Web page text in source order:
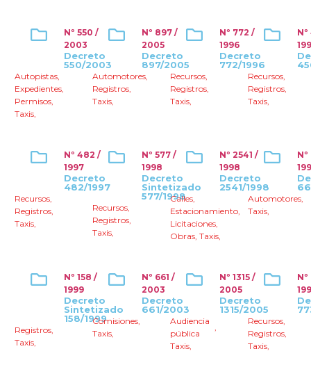
Nº 550 /
2003
Decreto
550/2003
Autopistas,
Expedientes,
Permisos,
Taxis,
Nº 897 /
2005
Decreto
897/2005
Automotores,
Registros,
Taxis,
Nº 772 /
1996
Decreto
772/1996
Recursos,
Registros,
Taxis,
Recursos,
Registros,
Taxis,
Nº 482 /
1997
Decreto
482/1997
Recursos,
Registros,
Taxis,
Nº 577 /
1998
Decreto
Sintetizado
577/1998
Recursos,
Registros,
Taxis,
Nº 2541 /
1998
Decreto
2541/1998
Calles,
Estacionamiento,
Licitaciones,
Obras, Taxis,
Automotores,
Taxis,
Nº 158 /
1999
Decreto
Sintetizado
158/1999
Registros,
Taxis,
Nº 661 /
2003
Decreto
661/2003
Comisiones,
Taxis,
Nº 1315 /
2005
Decreto
1315/2005
Audiencia
pública
,
Taxis,
Recursos,
Registros,
Taxis,